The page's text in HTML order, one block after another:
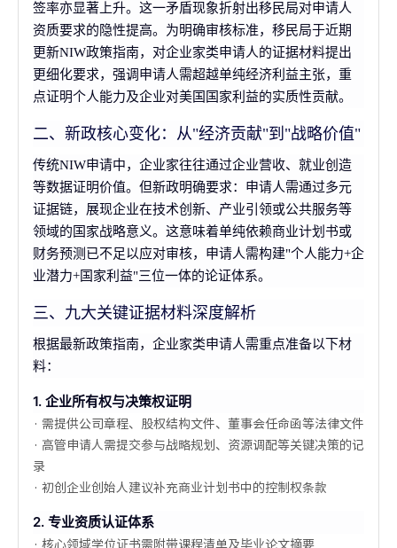
签率亦显著上升。这一矛盾现象折射出移民局对申请人
资质要求的隐性提高。为明确审核标准，移民局于近期
更新NIW政策指南，对企业家类申请人的证据材料提出
更细化要求，强调申请人需超越单纯经济利益主张，重
点证明个人能力及企业对美国国家利益的实质性贡献。
二、新政核心变化：从"经济贡献"到"战略价值"
传统NIW申请中，企业家往往通过企业营收、就业创造
等数据证明价值。但新政明确要求：申请人需通过多元
证据链，展现企业在技术创新、产业引领或公共服务等
领域的国家战略意义。这意味着单纯依赖商业计划书或
财务预测已不足以应对审核，申请人需构建"个人能力+企
业潜力+国家利益"三位一体的论证体系。
三、九大关键证据材料深度解析
根据最新政策指南，企业家类申请人需重点准备以下材
料：
1. 企业所有权与决策权证明
· 需提供公司章程、股权结构文件、董事会任命函等法律文件
· 高管申请人需提交参与战略规划、资源调配等关键决策的记
录
· 初创企业创始人建议补充商业计划书中的控制权条款
2. 专业资质认证体系
· 核心领域学位证书需附带课程清单及毕业论文摘要